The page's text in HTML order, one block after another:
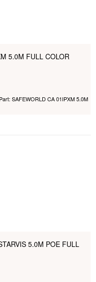
5.0M FULL COLOR
Part: SAFEWORLD CA 01IPXM 5.0M
5.0M POE FULL